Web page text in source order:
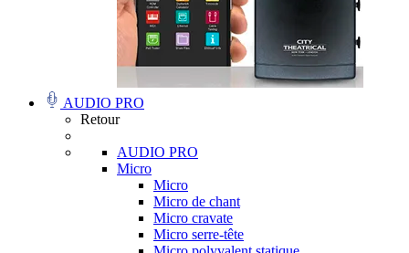
AUDIO PRO
Retour
AUDIO PRO
Micro
Micro
Micro de chant
Micro cravate
Micro serre-tête